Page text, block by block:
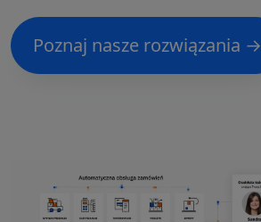
Poznaj nasze rozwiązania →